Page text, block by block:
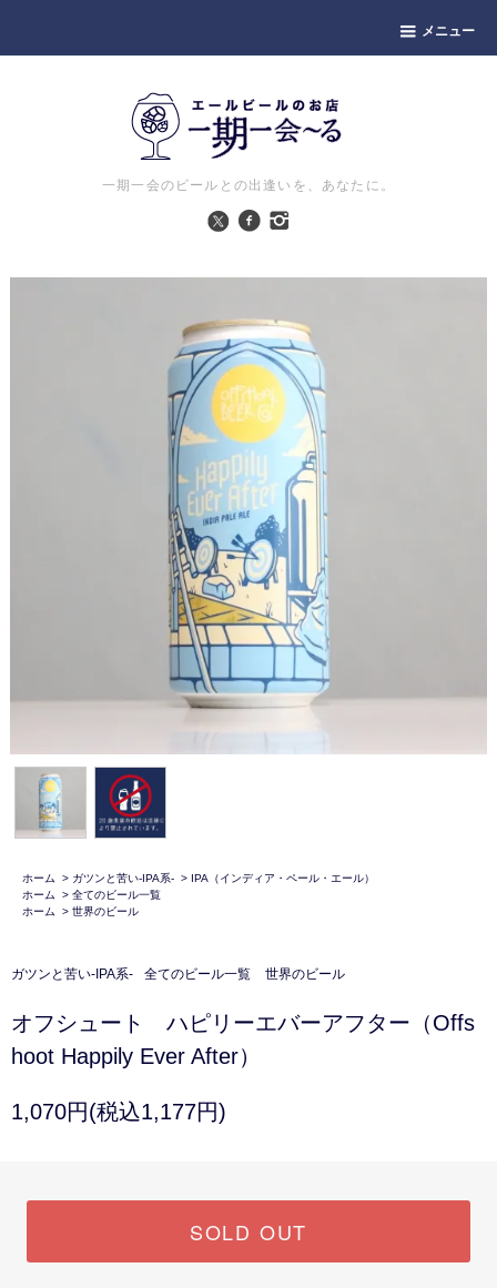
メニュー
一期一会のビールとの出逢いを、あなたに。
ホーム > ガツンと苦い-IPA系- >
IPA（インディア・ペール・エール）
ホーム
> 全てのビール一覧
ホーム
> 世界のビール
ガツンと苦い-IPA系- 全てのビール一覧 世界のビール
オフシュート ハピリーエバーアフター（Offs
hoot Happily Ever After）
1,070円(税込1,177円)
SOLD OUT